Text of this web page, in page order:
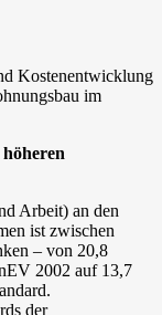
Kostenentwicklung
im
Arbeit) an den
ist zwischen
– von 20,8
2002 auf 13,7
der